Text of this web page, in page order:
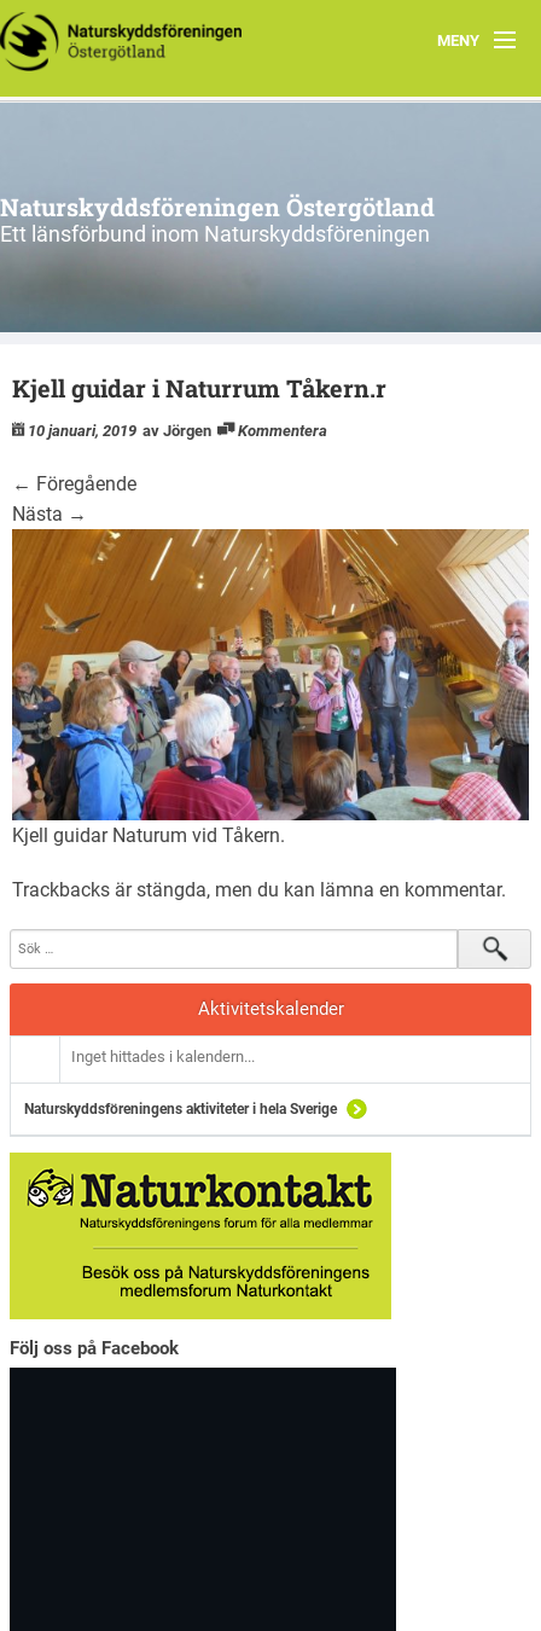
MENY
Aktuellt
Natur i Östergötland
Kretsar
Naturskyddsföreningen Östergötland
Ett länsförbund inom Naturskyddsföreningen
Kjell guidar i Naturrum Tåkern.r
10 januari, 2019 av Jörgen Kommentera
← Föregående
Nästa →
Kjell guidar Naturum vid Tåkern.
Trackbacks är stängda, men du kan lämna en kommentar.
Aktivitetskalender
Inget hittades i kalendern...
Naturskyddsföreningens aktiviteter i hela Sverige
Följ oss på Facebook